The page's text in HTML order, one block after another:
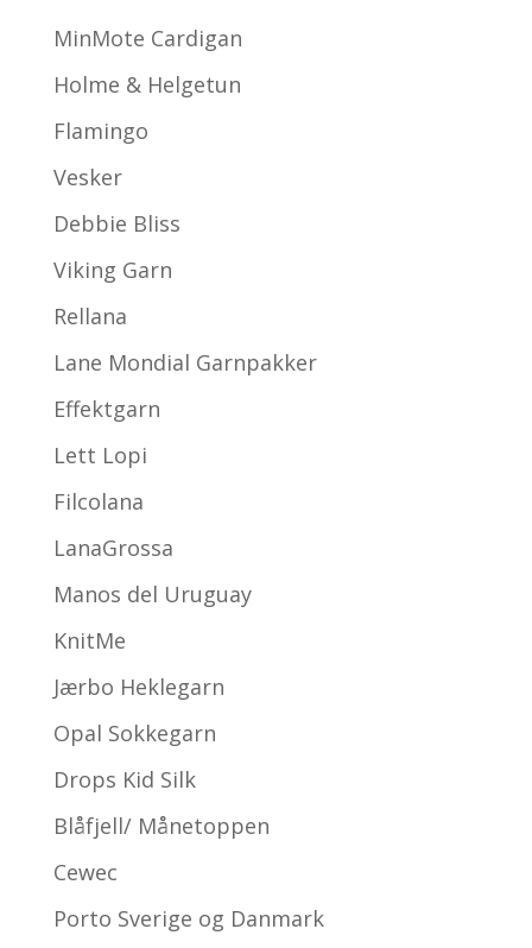
MinMote Cardigan
Holme & Helgetun
Flamingo
Vesker
Debbie Bliss
Viking Garn
Rellana
Lane Mondial Garnpakker
Effektgarn
Lett Lopi
Filcolana
LanaGrossa
Manos del Uruguay
KnitMe
Jærbo Heklegarn
Opal Sokkegarn
Drops Kid Silk
Blåfjell/ Månetoppen
Cewec
Porto Sverige og Danmark